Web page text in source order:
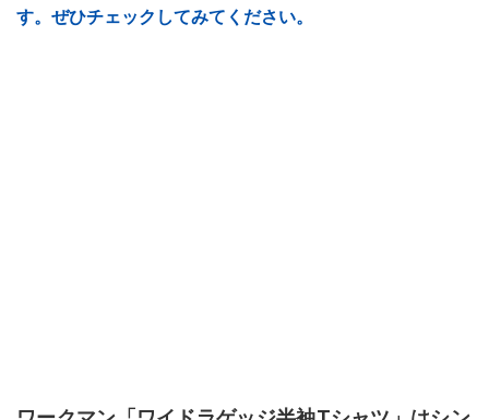
す。ぜひチェックしてみてください。